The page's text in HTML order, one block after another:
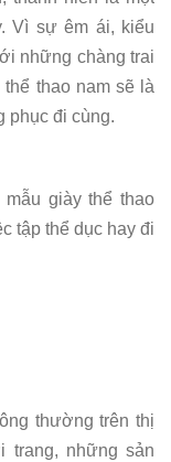
Vì sự êm ái, kiểu
những chàng trai
thao nam sẽ là
phục đi cùng.
giày thể thao
tập thể dục hay đi
thường trên thị
trang, những sản